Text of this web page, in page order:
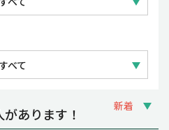
業OK
5~6時間
べて
3~4日
あります！ 新着